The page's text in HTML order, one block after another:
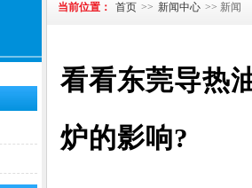
当前位置： 首页 >> 新闻中心 >> 新闻
看看东莞导热
炉的影响?